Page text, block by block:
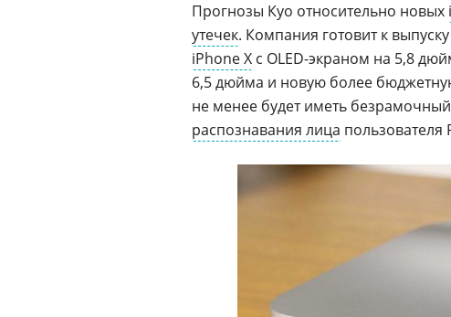
Прогнозы Куо относительно новых
утечек. Компания готовит к
iPhone X с OLED-экраном на 5,8
6,5 дюйма и новую более
не менее будет иметь
распознавания лица пользователя